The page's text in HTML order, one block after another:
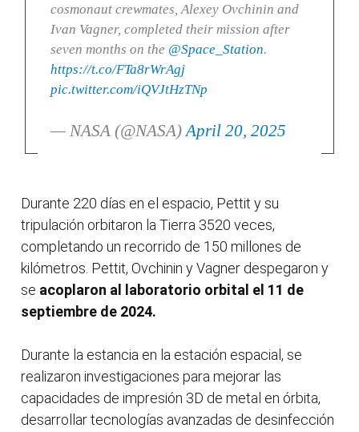
cosmonaut crewmates, Alexey Ovchinin and
Ivan Vagner, completed their mission after
seven months on the @Space_Station.
https://t.co/FTa8rWrAgj
pic.twitter.com/iQVJtHzTNp
— NASA (@NASA) April 20, 2025
Durante 220 días en el espacio, Pettit y su
tripulación orbitaron la Tierra 3520 veces,
completando un recorrido de 150 millones de
kilómetros. Pettit, Ovchinin y Vagner despegaron y
se acoplaron al laboratorio orbital el 11 de
septiembre de 2024.
Durante la estancia en la estación espacial, se
realizaron investigaciones para mejorar las
capacidades de impresión 3D de metal en órbita,
desarrollar tecnologías avanzadas de desinfección